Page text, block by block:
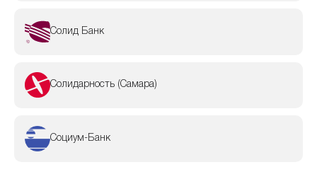
Солид Банк
Солидарность (Самара)
Социум-Банк